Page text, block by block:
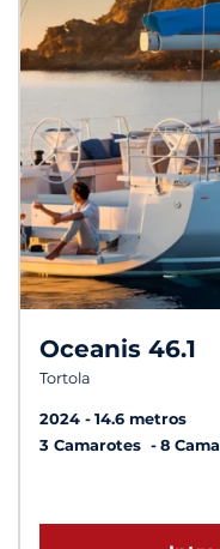
Oceanis 46.1
Tortola
2024
14.6 metros
3 Camarotes
8